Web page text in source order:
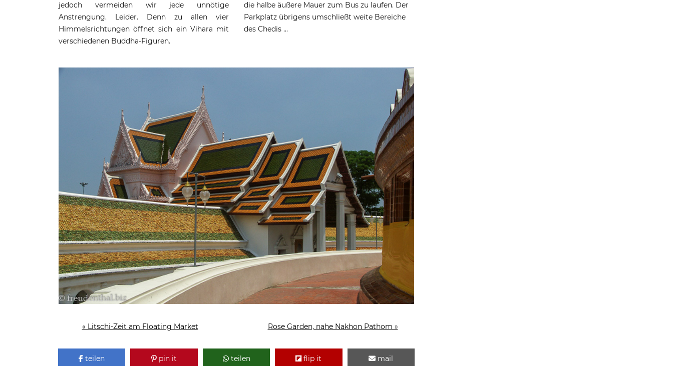
jedoch vermeiden wir jede unnötige
Anstrengung. Leider. Denn zu allen vier
Himmelsrichtungen öffnet sich ein Vihara mit
verschiedenen Buddha-Figuren.
die halbe äußere Mauer zum Bus zu laufen. Der
Parkplatz übrigens umschließt weite Bereiche
des Chedis ...
« Litschi-Zeit am Floating Market Rose Garden, nahe Nakhon Pathom »
teilen pin it teilen flip it mail